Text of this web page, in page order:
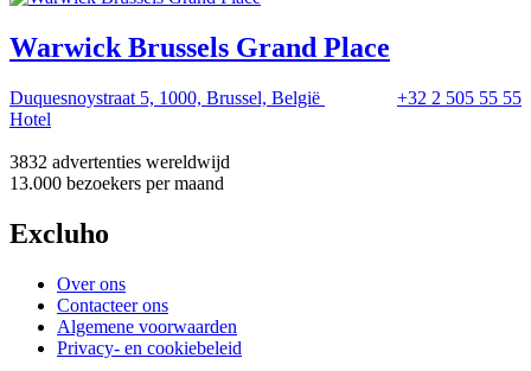
Warwick Brussels Grand Place
Duquesnoystraat 5, 1000, Brussel, België
+32 2 505 55 55
Hotel
3832 advertenties wereldwijd
13.000 bezoekers per maand
Excluho
Over ons
Contacteer ons
Algemene voorwaarden
Privacy- en cookiebeleid